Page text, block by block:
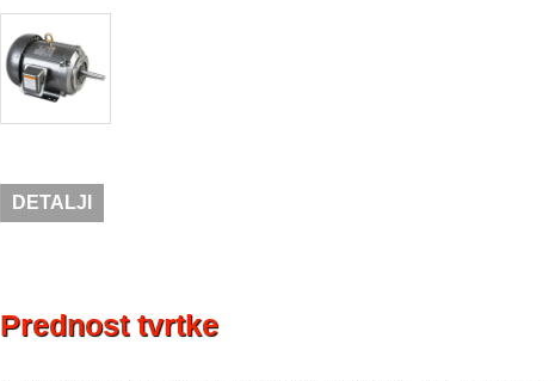
DETALJI
Prednost tvrtke